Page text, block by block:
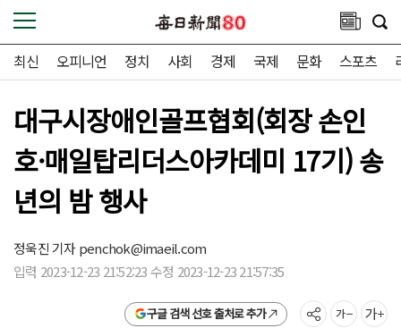
최신 오피니언 정치 사회 경제 국제 문화 스포츠
대구시장애인골프협회(회장 손인
호·매일탑리더스아카데미 17기) 송
년의 밤 행사
정욱진 기자penchok@imaeil.com
입력 2023-12-23 21:52:23 수정 2023-12-23 21:57:35
구글 검색 선호 출처로 추가